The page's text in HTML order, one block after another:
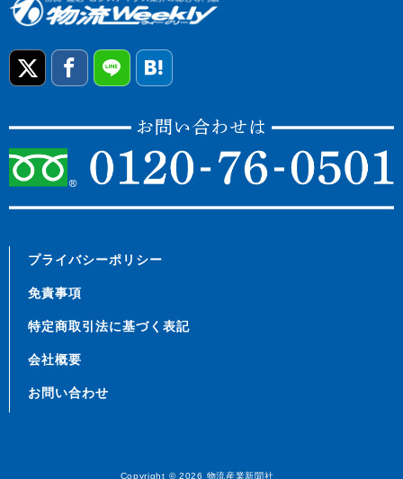
プライバシーポリシー
免責事項
特定商取引法に基づく表記
会社概要
お問い合わせ
Copyright © 2026 物流産業新聞社